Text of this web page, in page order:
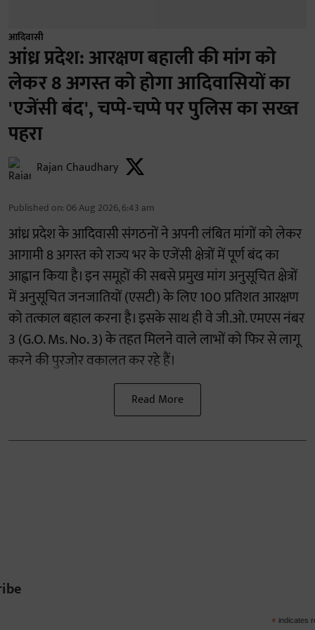
आदिवासी
आंध्र प्रदेश: आरक्षण बहाली की मांग को
लेकर 8 अगस्त को होगा आदिवासियों का
'एजेंसी बंद', चप्पे-चप्पे पर पुलिस का सख्त
पहरा
Rajan Chaudhary
Published on: 06 Aug 2026, 6:43 am
आंध्र प्रदेश के आदिवासी संगठनों ने अपनी लंबित मांगों को लेकर
आगामी 8 अगस्त को राज्य भर के एजेंसी क्षेत्रों में पूर्ण बंद का
आह्वान किया है। इन समूहों की सबसे प्रमुख मांग अनुसूचित क्षेत्रों
में अनुसूचित जनजातियों (एसटी) के लिए 100 प्रतिशत आरक्षण
को तत्काल बहाल करना है। इसके साथ ही वे जी.ओ. एमएस नंबर
3 (G.O. Ms. No. 3) के तहत मिलने वाले लाभों को फिर से लागू
करने की पुरजोर वकालत कर रहे हैं।
Read More
* indicates